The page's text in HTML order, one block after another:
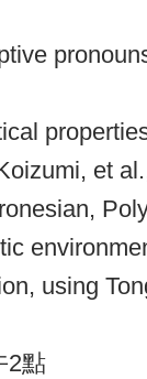
et
using
2點